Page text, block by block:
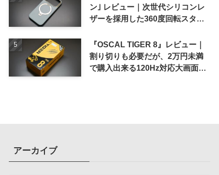
ン｣ レビュー｜次世代シリコンレ
ザーを採用した360度回転スタン
『OSCAL TIGER 8』レビュー｜
割り切りも必要だが、2万円未満
で購入出来る120Hz対応大画面ス
アーカイブ